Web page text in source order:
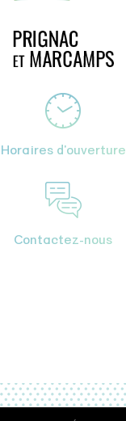
Horaires d'ouverture
Contactez-nous